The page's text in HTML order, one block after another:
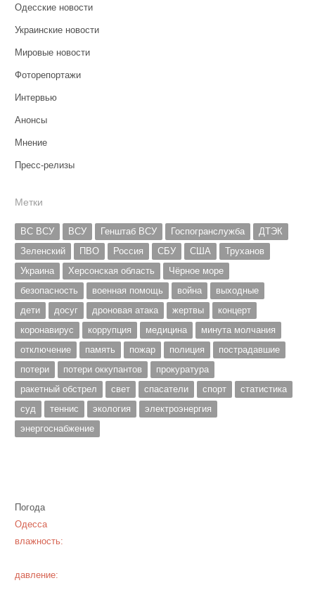
Одесские новости
Украинские новости
Мировые новости
Фоторепортажи
Интервью
Анонсы
Мнение
Пресс-релизы
Метки
ВС ВСУ ВСУ Генштаб ВСУ Госпогранслужба
ДТЭК
Зеленский
ПВО Россия СБУ США
Труханов
Украина
Херсонская область
Чёрное море
безопасность
военная помощь война
выходные
дети
досуг дроновая атака жертвы
концерт
коронавирус
коррупция медицина
минута молчания
отключение
память пожар полиция
пострадавшие
потери
потери оккупантов
прокуратура
ракетный обстрел
свет спасатели спорт
статистика
суд
теннис экология
электроэнергия
энергоснабжение
Погода
Одесса
влажность:
давление: